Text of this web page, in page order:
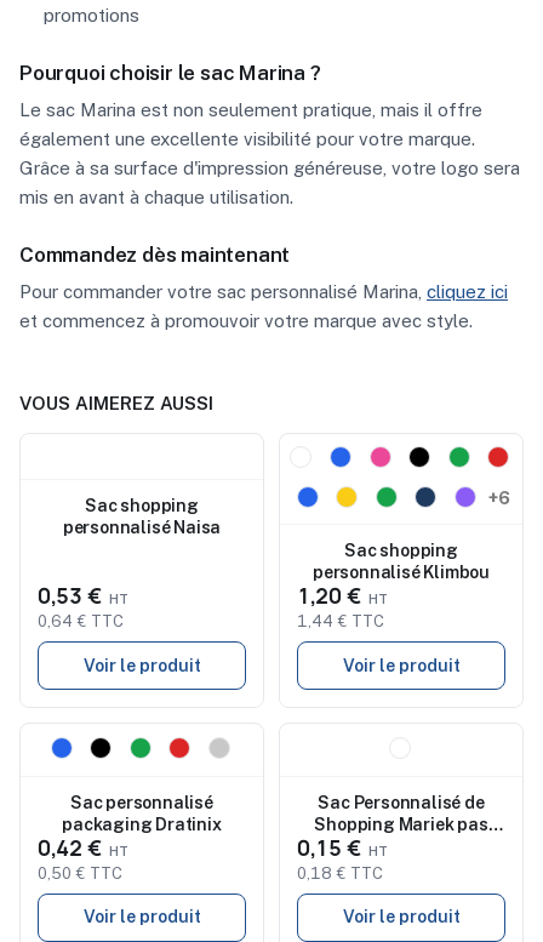
promotions
Pourquoi choisir le sac Marina ?
Le sac Marina est non seulement pratique, mais il offre
également une excellente visibilité pour votre marque.
Grâce à sa surface d'impression généreuse, votre logo sera
mis en avant à chaque utilisation.
Commandez dès maintenant
Pour commander votre sac personnalisé Marina, cliquez ici
et commencez à promouvoir votre marque avec style.
VOUS AIMEREZ AUSSI
Sac shopping
personnalisé Naisa
0,53 €
0,64 € TTC
Voir le produit
Nouveau
+6
Sac shopping
personnalisé Klimbou
1,20 €
1,44 € TTC
Voir le produit
Nouveau
Sac personnalisé
packaging Dratinix
0,42 €
0,50 € TTC
Voir le produit
Sac Personnalisé de
Shopping Mariek pas
cher
0,15 €
0,18 € TTC
Voir le produit